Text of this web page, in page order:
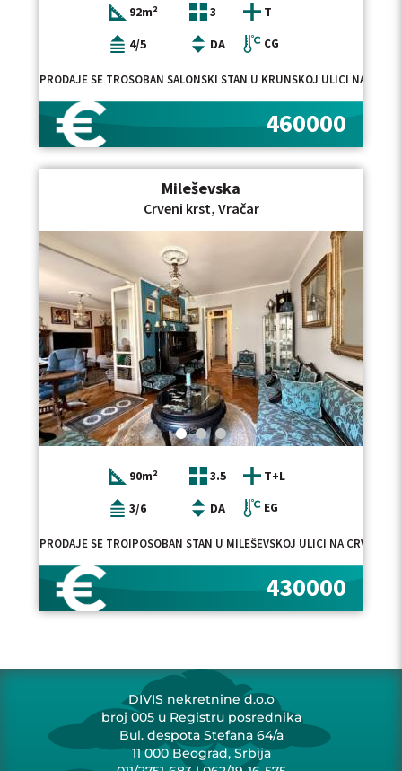
92m² 3
T
4/5
DA CG
PRODAJE SE TROSOBAN SALONSKI STAN U KRUNSKOJ ULICI NA
460000
Mileševska
Crveni krst, Vračar
90m² 3.5
T+L
3/6
DA EG
PRODAJE SE TROIPOSOBAN STAN U MILEŠEVSKOJ ULICI NA
430000
DIVIS nekretnine d.o.o
broj 005 u Registru posrednika
Bul. despota Stefana 64/a
11 000 Beograd, Srbija